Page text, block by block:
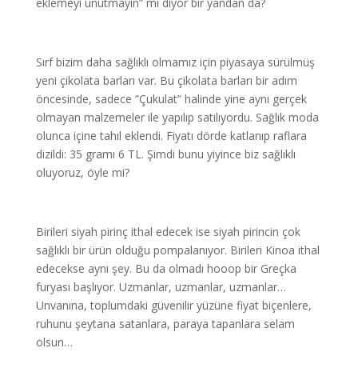
Sırf bizim daha sağlıklı olmamız için piyasaya sürülmüş
yeni çikolata barları var. Bu çikolata barları bir adım
öncesinde, sadece ”Çukulat” halinde yine aynı gerçek
olmayan malzemeler ile yapılıp satılıyordu. Sağlık moda
olunca içine tahıl eklendi. Fiyatı dörde katlanıp raflara
dizildi: 35 gramı 6 TL. Şimdi bunu yiyince biz sağlıklı
oluyoruz, öyle mi?
Birileri siyah pirinç ithal edecek ise siyah pirincin çok
sağlıklı bir ürün olduğu pompalanıyor. Birileri Kinoa ithal
edecekse aynı şey. Bu da olmadı hooop bir Greçka
furyası başlıyor. Uzmanlar, uzmanlar, uzmanlar…
Unvanına, toplumdaki güvenilir yüzüne fiyat biçenlere,
ruhunu şeytana satanlara, paraya tapanlara selam
olsun…